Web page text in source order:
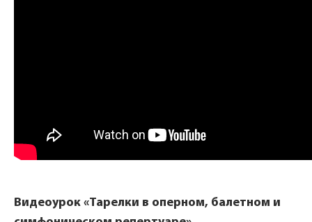
Видеоурок «Тарелки в оперном, балетном и